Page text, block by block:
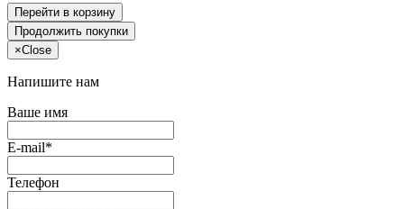
Перейти в корзину
Продолжить покупки
×Close
Напишите нам
Ваше имя
E-mail*
Телефон